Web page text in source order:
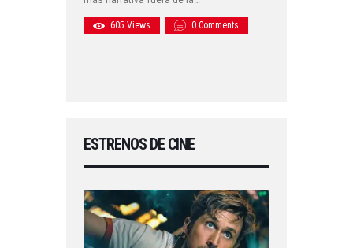
605 Views 0 Comments
ESTRENOS DE CINE